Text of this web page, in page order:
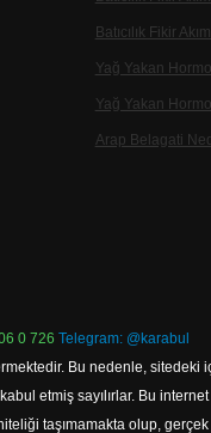
Batıcılık Fikir
Yağ Yakan
Yağ Yakan
Arap Belagati
0 726 Telegram: @karabul
Bu nedenle,
etmiş sayılırlar. Bu
taşımamakta olup,